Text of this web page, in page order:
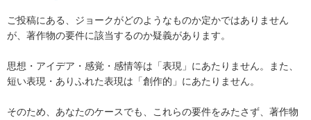
ご投稿にある、ジョークがどのようなものか定かではありません
が、著作物の要件に該当するのか疑義があります。
思想・アイデア・感覚・感情等は「表現」にあたりません。また、
短い表現・ありふれた表現は「創作的」にあたりません。
そのため、あなたのケースでも、これらの要件をみたさず、著作物